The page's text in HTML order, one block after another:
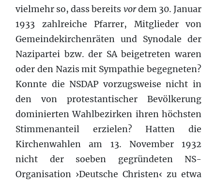
vielmehr so, dass bereits vordem 30. Januar
1933 zahlreiche Pfarrer, Mitglieder von
Gemeindekirchenräten und Synodale der
Nazipartei bzw. der SA beigetreten waren
oder den Nazis mit Sympathie begegneten?
Konnte die NSDAP vorzugsweise nicht in
den von protestantischer Bevölkerung
dominierten Wahlbezirken ihren höchsten
Stimmenanteil erzielen? Hatten die
Kirchenwahlen am 13. November 1932
nicht der soeben gegründeten NS-
Organisation ›Deutsche Christen‹ zu etwa